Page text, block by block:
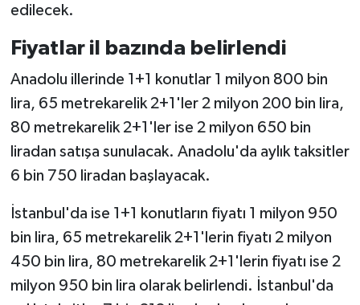
edilecek.
Fiyatlar il bazında belirlendi
Anadolu illerinde 1+1 konutlar 1 milyon 800 bin
lira, 65 metrekarelik 2+1'ler 2 milyon 200 bin lira,
80 metrekarelik 2+1'ler ise 2 milyon 650 bin
liradan satışa sunulacak. Anadolu'da aylık taksitler
6 bin 750 liradan başlayacak.
İstanbul'da ise 1+1 konutların fiyatı 1 milyon 950
bin lira, 65 metrekarelik 2+1'lerin fiyatı 2 milyon
450 bin lira, 80 metrekarelik 2+1'lerin fiyatı ise 2
milyon 950 bin lira olarak belirlendi. İstanbul'da